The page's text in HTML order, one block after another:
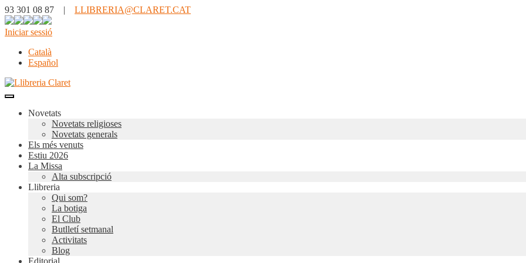
93 301 08 87 | LLIBRERIA@CLARET.CAT
Iniciar sessió
Català
Español
Novetats
Novetats religioses
Novetats generals
Els més venuts
Estiu 2026
La Missa
Alta subscripció
Llibreria
Qui som?
La botiga
El Club
Butlletí setmanal
Activitats
Blog
Editorial